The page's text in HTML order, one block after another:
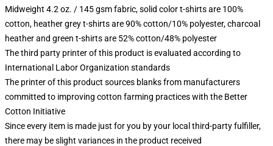
Midweight 4.2 oz. / 145 gsm fabric, solid color t-shirts are 100%
cotton, heather grey t-shirts are 90% cotton/10% polyester, charcoal
heather and green t-shirts are 52% cotton/48% polyester
The third party printer of this product is evaluated according to
International Labor Organization standards
The printer of this product sources blanks from manufacturers
committed to improving cotton farming practices with the Better
Cotton Initiative
Since every item is made just for you by your local third-party fulfiller,
there may be slight variances in the product received